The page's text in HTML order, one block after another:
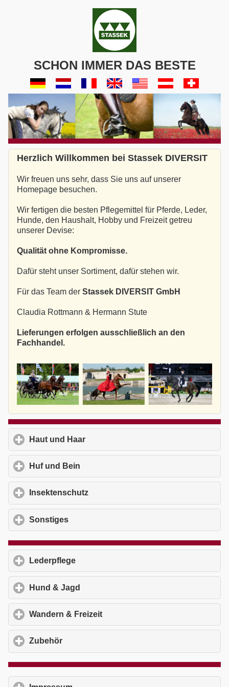
SCHON IMMER DAS BESTE
Herzlich Willkommen bei Stassek DIVERSIT
Wir freuen uns sehr, dass Sie uns auf unserer
Homepage besuchen.
Wir fertigen die besten Pflegemittel für Pferde, Leder,
Hunde, den Haushalt, Hobby und Freizeit getreu
unserer Devise:
Qualität ohne Kompromisse.
Dafür steht unser Sortiment, dafür stehen wir.
Für das Team der Stassek DIVERSIT GmbH
Claudia Rottmann & Hermann Stute
Lieferungen erfolgen ausschließlich an den
Fachhandel.
Haut und Haar
Huf und Bein
Insektenschutz
Sonstiges
Lederpflege
Hund & Jagd
Wandern & Freizeit
Zubehör